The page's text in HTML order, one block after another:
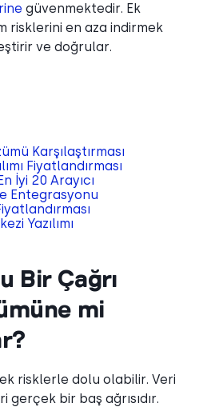
güvenmektedir. Ek
risklerini en aza indirmek
ve doğrular.
Karşılaştırması
Fiyatlandırması
İyi 20 Arayıcı
Entegrasyonu
Yazılımı
Bir Çağrı
mi
risklerle dolu olabilir. Veri
bir baş ağrısıdır.